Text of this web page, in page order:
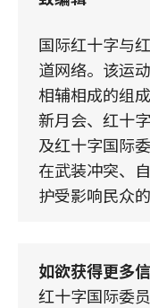
国际红十字与
道网络。该运
相辅相成的组
新月会、红十
及红十字国际
在武装冲突、
护受影响民众
如欲获得更多
红十字国际委